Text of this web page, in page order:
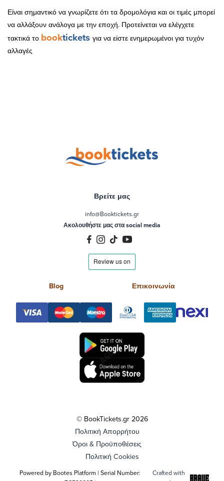
Είναι σημαντικό να γνωρίζετε ότι τα δρομολόγια και οι τιμές μπορεί
να αλλάξουν ανάλογα με την εποχή. Προτείνεται να ελέγχετε
τακτικά το booktickets για να είστε ενημερωμένοι για τυχόν
αλλαγές
Βρείτε μας
info@Booktickets.gr
Ακολουθήστε μας στα social media
Blog Επικοινωνία
© BookTickets.gr 2026
Πολιτική Απορρήτου
Όροι & Προϋποθέσεις
Πολιτική Cookies
Powered by Bootes Platform | Serial Number:
Crafted with